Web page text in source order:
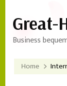
Great-
Business
Home